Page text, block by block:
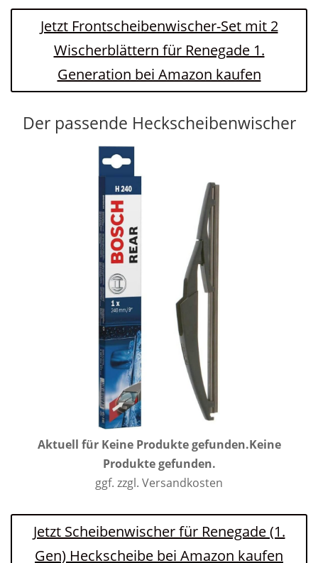
Jetzt Frontscheibenwischer-Set mit 2
Wischerblättern für Renegade 1.
Generation bei Amazon kaufen
Der passende Heckscheibenwischer
Aktuell für Keine Produkte gefunden.Keine
Produkte gefunden.
ggf. zzgl. Versandkosten
Jetzt Scheibenwischer für Renegade (1.
Gen) Heckscheibe bei Amazon kaufen